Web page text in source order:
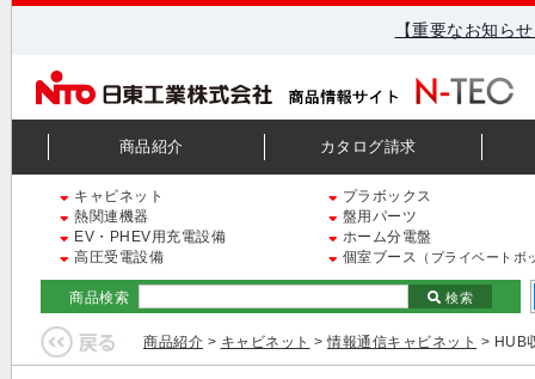
【重要なお知ら
商品紹介 カタログ請求
キャビネット
プラボックス
熱関連機器
盤用パーツ
EV・PHEV用充電設備
ホーム分電盤
高圧受電設備
個室ブース （プライベートボ
商品検索 検索
商品紹介 > キャビネット >情報通信キャビネット > HUB